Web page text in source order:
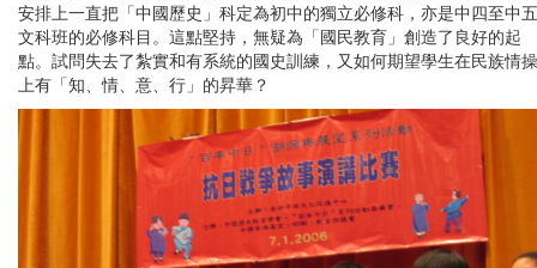
安排上一直把「中國歷史」科定為初中的獨立必修科，亦是中四至中五
文科班的必修科目。這點堅持，無疑為「國民教育」創造了良好的起
點。試問失去了紮實和有系統的國史訓練，又如何期望學生在民族情操
上有「知、情、意、行」的昇華？